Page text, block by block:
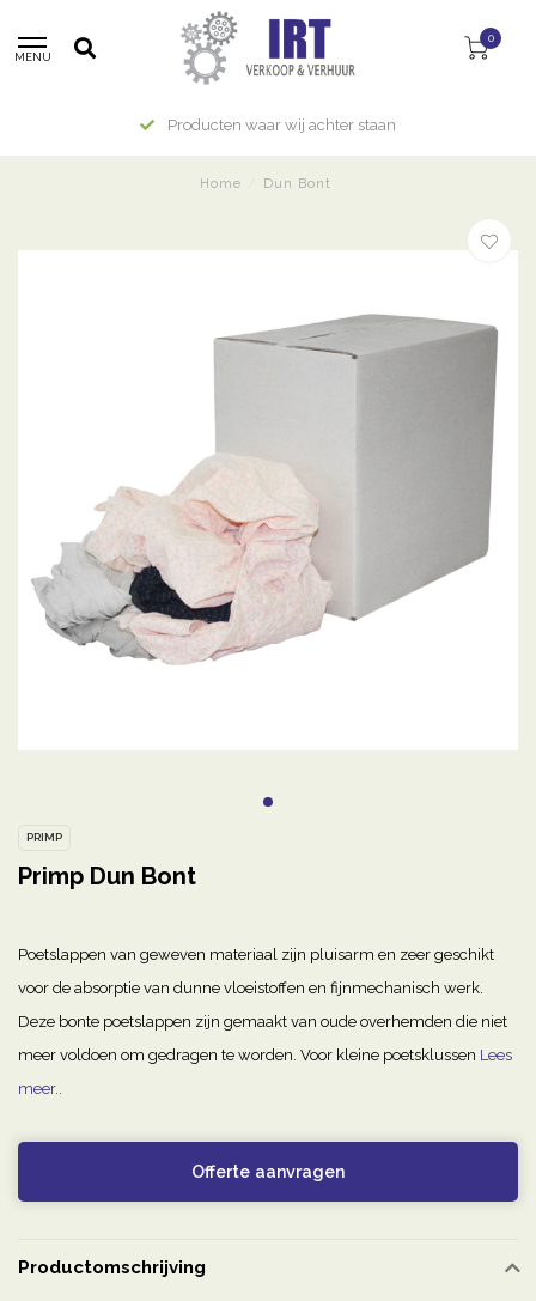
MENU
0
Producten waar wij achter staan
Home Dun Bont
PRIMP
Primp Dun Bont
Poetslappen van geweven materiaal zijn pluisarm en zeer geschikt
voor de absorptie van dunne vloeistoffen en fijnmechanisch werk.
Deze bonte poetslappen zijn gemaakt van oude overhemden die niet
meer voldoen om gedragen te worden. Voor kleine poetsklussen Lees
meer..
Offerte aanvragen
Productomschrijving